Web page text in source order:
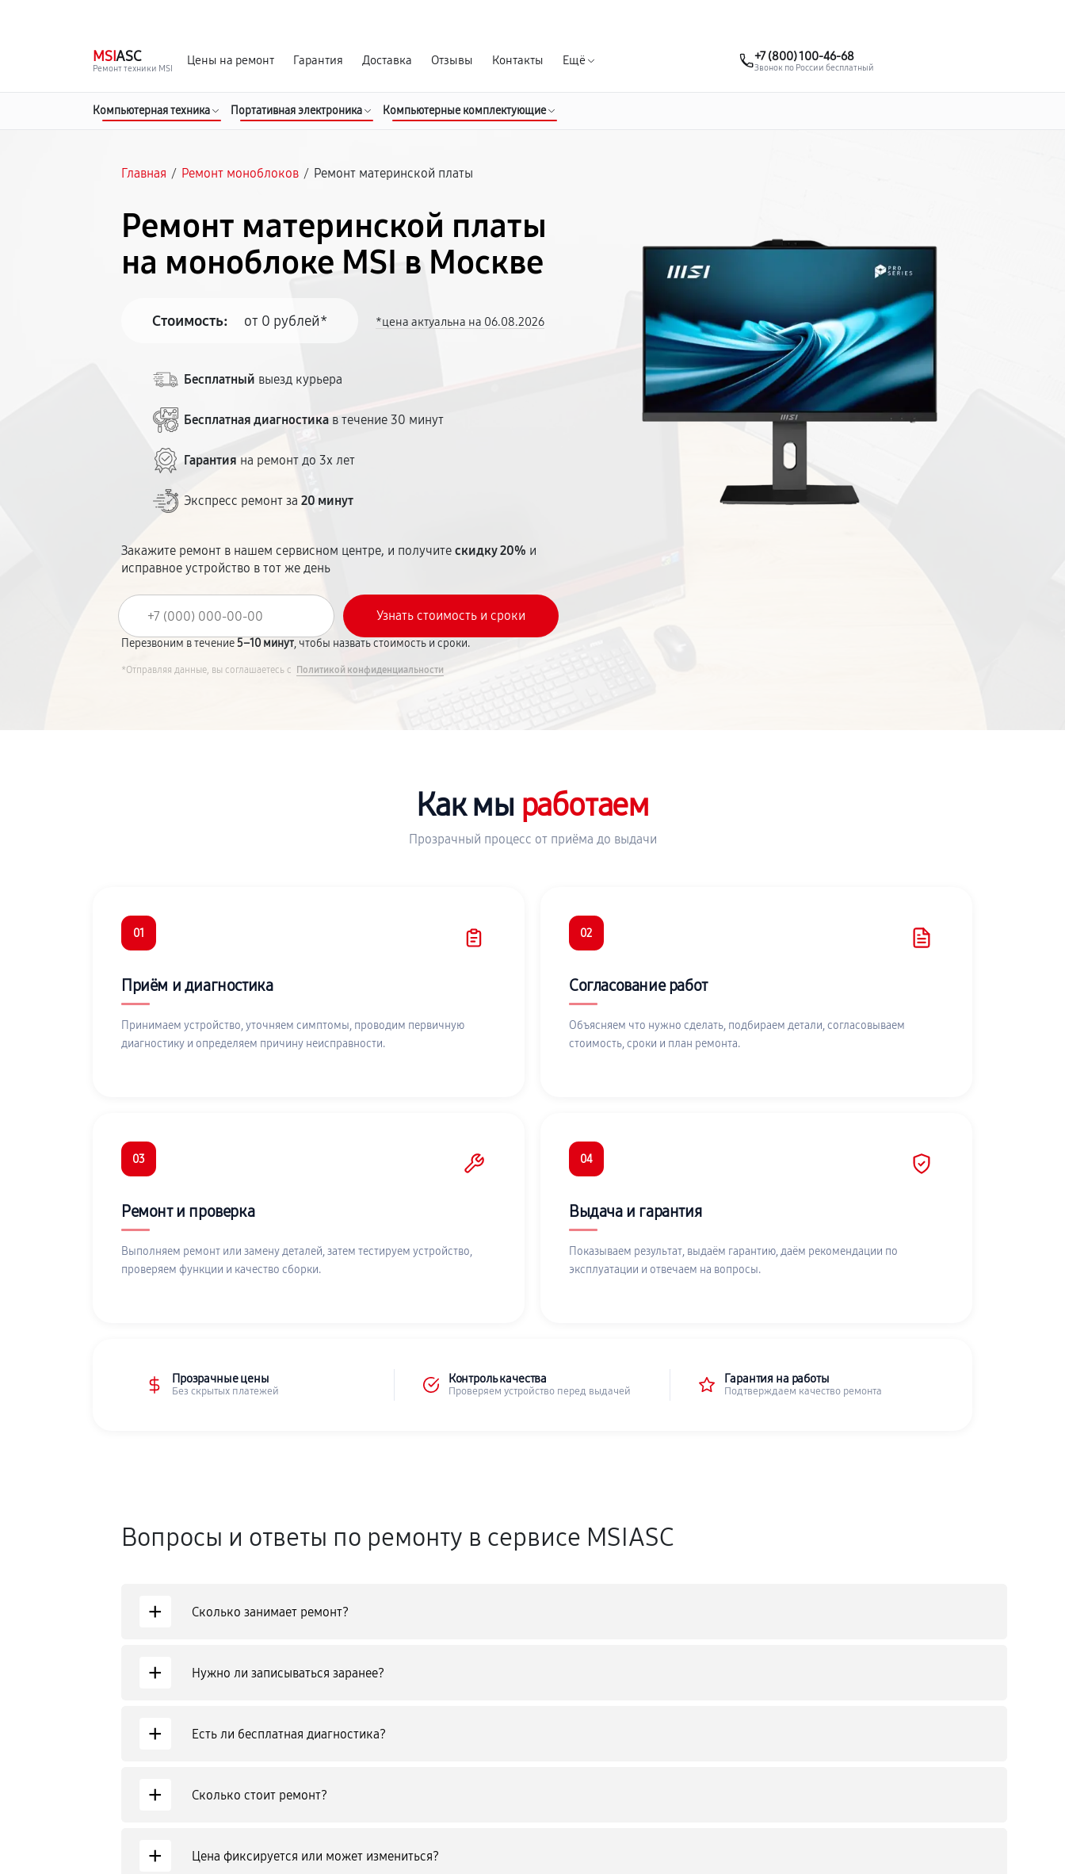
MSIASC
Ремонт техники MSI
Цены на ремонт Гарантия Доставка Отзывы Контакты Ещё +7 (800) 100-46-68
Звонок по России бесплатный
Компьютерная техника Портативная электроника Компьютерные комплектующие
Главная / Ремонт моноблоков / Ремонт материнской платы
Ремонт материнской платы
на моноблоке MSI в Москве
Стоимость: от 0 рублей* *цена актуальна на 06.08.2026
Бесплатный выезд курьера
Бесплатная диагностика в течение 30 минут
Гарантия на ремонт до 3х лет
Экспресс ремонт за20 минут
Закажите ремонт в нашем сервисном центре, и получитескидку 20% и
исправное устройство в тот же день
Перезвоним в течение5–10 минут, чтобы назвать стоимость и сроки.
*Отправляя данные, вы соглашаетесь с Политикой конфиденциальности
Как мы работаем
Прозрачный процесс от приёма до выдачи
01
Приём и диагностика
Принимаем устройство, уточняем симптомы, проводим первичную
диагностику и определяем причину неисправности.
02
Согласование работ
Объясняем что нужно сделать, подбираем детали, согласовываем
стоимость, сроки и план ремонта.
03
Ремонт и проверка
Выполняем ремонт или замену деталей, затем тестируем устройство,
проверяем функции и качество сборки.
04
Выдача и гарантия
Показываем результат, выдаём гарантию, даём рекомендации по
эксплуатации и отвечаем на вопросы.
Прозрачные цены
Без скрытых платежей
Контроль качества
Проверяем устройство перед выдачей
Гарантия на работы
Подтверждаем качество ремонта
Вопросы и ответы по ремонту в сервисе MSIASC
+ Сколько занимает ремонт?
+ Нужно ли записываться заранее?
+ Есть ли бесплатная диагностика?
+ Сколько стоит ремонт?
+ Цена фиксируется или может измениться?